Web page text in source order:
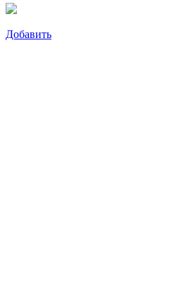
Добавить